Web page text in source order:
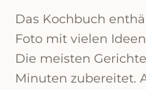
Das Kochbuch
Foto mit vielen
Die meisten
Minuten zubereitet.